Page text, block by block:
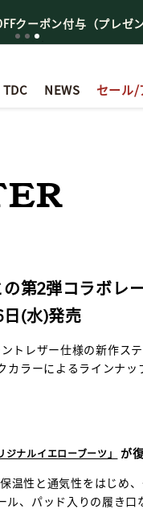
クーポン付与（プレゼン
TDC NEWS セール/
第2弾コラボレ
(水)発売
トレザー仕様の新作ス
カラーによる​ラインナッ
ジナルイエローブーツ」 が
温性と通気性をはじめ
、パッド入りの履き